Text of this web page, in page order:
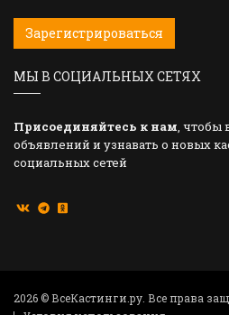
Зарегистрироваться
МЫ В СОЦИАЛЬНЫХ СЕТЯХ
Присоединяйтесь к нам, чтобы
объявлений и узнавать о новых
социальных сетей
2026 © ВсеКастинги.ру. Все права